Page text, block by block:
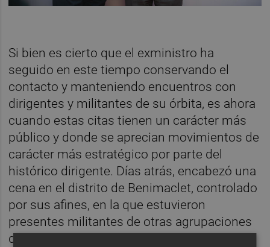
Si bien es cierto que el exministro ha
seguido en este tiempo conservando el
contacto y manteniendo encuentros con
dirigentes y militantes de su órbita, es ahora
cuando estas citas tienen un carácter más
público y donde se aprecian movimientos de
carácter más estratégico por parte del
histórico dirigente. Días atrás, encabezó una
cena en el distrito de Benimaclet, controlado
por sus afines, en la que estuvieron
presentes militantes de otras agrupaciones
de la capital como Benimàmet o Abastos, y